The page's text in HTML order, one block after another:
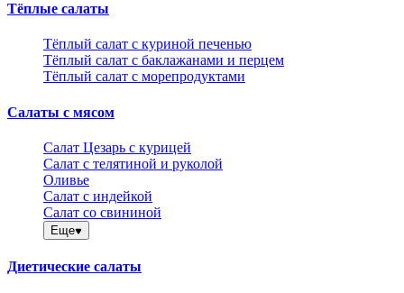
Тёплые салаты
Тёплый салат с куриной печенью
Тёплый салат с баклажанами и перцем
Тёплый салат с морепродуктами
Салаты с мясом
Салат Цезарь с курицей
Салат с телятиной и руколой
Оливье
Салат с индейкой
Салат со свининой
Еще
Диетические салаты